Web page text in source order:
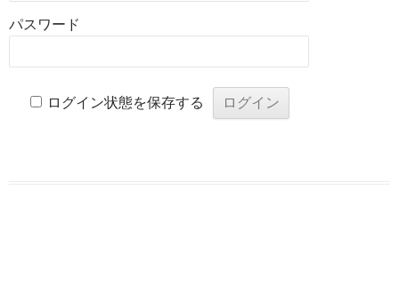
パスワード
ログイン状態を保存する